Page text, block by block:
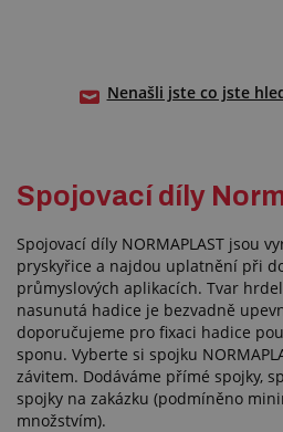
Nenašli jste co jste
Spojovací díly
Spojovací díly NORMAPLAST jsou
pryskyřice a najdou uplatnění při
průmyslových aplikacích. Tvar
nasunutá hadice je bezvadně
doporučujeme pro fixaci hadice
sponu. Vyberte si spojku
závitem. Dodáváme přímé spojky,
spojky na zakázku (podmíněno
množstvím).